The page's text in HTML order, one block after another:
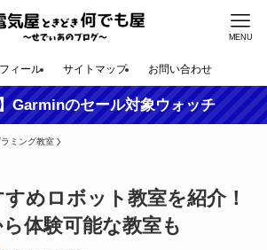
MENU
ィール サイトマップ お問い合わせ
Garminのセール対象ウォッチ
ミング教室
めロボット教室を紹介！
体験可能な教室も